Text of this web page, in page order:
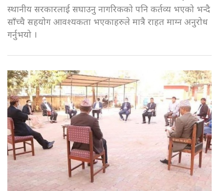
स्थानीय सरकारलाई सघाउनु नागरिकको पनि कर्तव्य भएको भन्दै
साँच्चै सहयोग आवश्यकता भएकाहरुले मात्रै राहत माग्न अनुरोध
गर्नुभयो ।